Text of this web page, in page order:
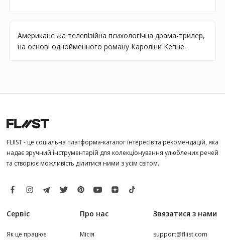
Американська телевізійна психологічна драма-трилер,
на основі однойменного роману Кароліни Кепне.
FLIIST - це соціальна платформа-каталог інтересів та рекомендацій, яка
надає зручний інструментарій для колекціонування улюблених речей
та створює можливість ділитися ними з усім світом.
Сервіс
Як це працює
Про нас
Місія
Звязатися з нами
support@fliist.com